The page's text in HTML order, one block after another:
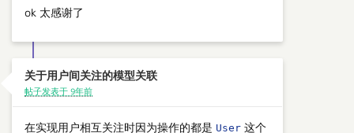
ok 太感谢了
关于用户间关注的模型关联
帖子发表于 9年前
在实现用户相互关注时因为操作的都是 User 这个